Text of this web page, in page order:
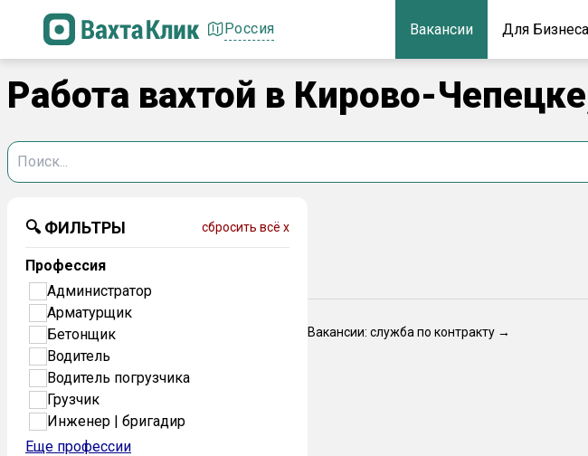
Россия Вакансии Для Бизнеса
Работа вахтой в Кирово-
🔍 ФИЛЬТРЫ сбросить всё x
Профессия
Администратор
Арматурщик
Бетонщик
Водитель
Водитель погрузчика
Грузчик
Инженер | бригадир
Еще профессии
Вакансии: служба по контракту →